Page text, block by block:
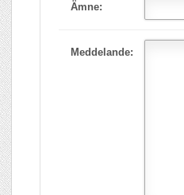
Ämne:
Meddelande: